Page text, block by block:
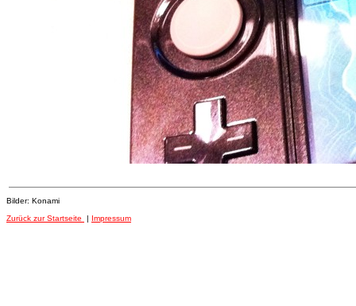
Bilder: Konami
Zurück zur Startseite
| Impressum